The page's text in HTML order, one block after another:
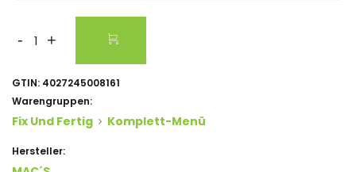
- +
GTIN: 4027245008161
Warengruppen:
Fix Und Fertig Komplett-Menü
Hersteller: